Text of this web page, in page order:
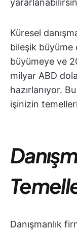
Küresel
bileşik büyüme
büyümeye ve
milyar ABD
hazırlanıyor.
işinizin
Danışmanlık